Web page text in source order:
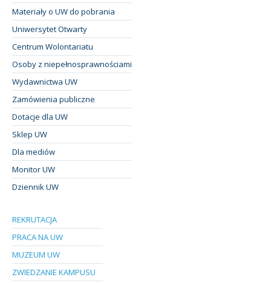
Materiały o UW do pobrania
Uniwersytet Otwarty
Centrum Wolontariatu
Osoby z niepełnosprawnościami
Wydawnictwa UW
Zamówienia publiczne
Dotacje dla UW
Sklep UW
Dla mediów
Monitor UW
Dziennik UW
REKRUTACJA
PRACA NA UW
MUZEUM UW
ZWIEDZANIE KAMPUSU